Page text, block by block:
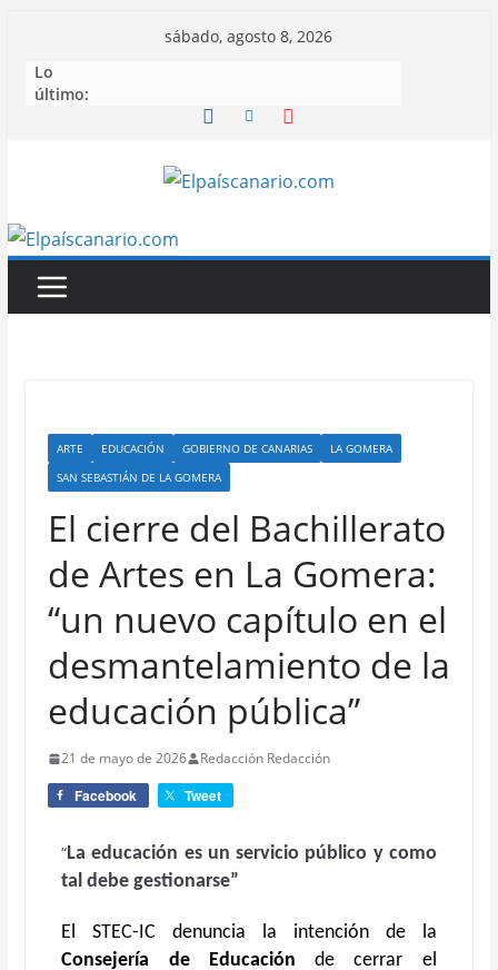
contenido
sábado, agosto 8, 2026
Lo
último:
ARTE EDUCACIÓN GOBIERNO DE CANARIAS
LA GOMERA
SAN SEBASTIÁN DE LA GOMERA
El cierre del Bachillerato
de Artes en La Gomera:
“un nuevo capítulo en el
desmantelamiento de la
educación pública”
21 de mayo de 2026 Redacción Redacción
Facebook Tweet
“La educación es un servicio público y como
tal debe gestionarse”
El STEC-IC denuncia la intención de la
Consejería de Educación de cerrar el